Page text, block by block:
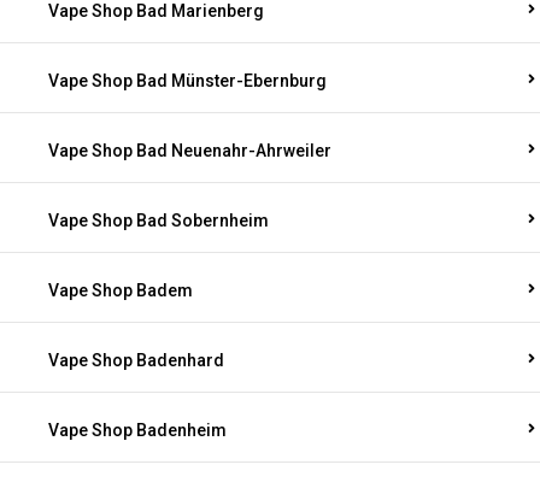
Vape Shop Bad Marienberg
Vape Shop Bad Münster-Ebernburg
Vape Shop Bad Neuenahr-Ahrweiler
Vape Shop Bad Sobernheim
Vape Shop Badem
Vape Shop Badenhard
Vape Shop Badenheim